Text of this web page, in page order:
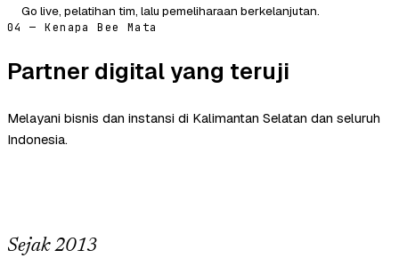
Go live, pelatihan tim, lalu pemeliharaan berkelanjutan.
04 — Kenapa Bee Mata
Partner digital yang teruji
Melayani bisnis dan instansi di Kalimantan Selatan dan seluruh
Indonesia.
Sejak 2013